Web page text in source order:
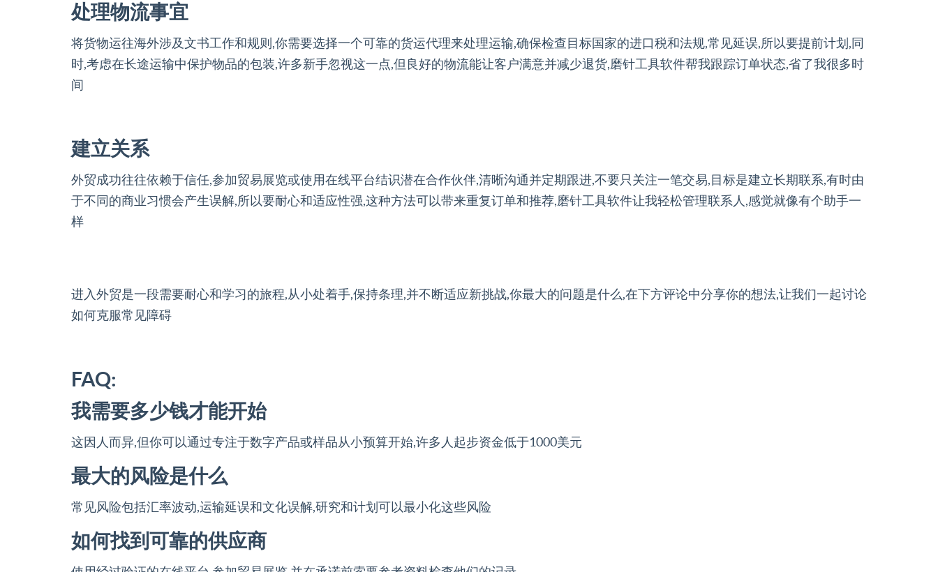
处理物流事宜
将货物运往海外涉及文书工作和规则,你需要选择一个可靠的货运代理来处理运输,确保检查目标国家的进口税和法规,常见延误,所以要提前计划,同
时,考虑在长途运输中保护物品的包装,许多新手忽视这一点,但良好的物流能让客户满意并减少退货,磨针工具软件帮我跟踪订单状态,省了我很多时
间
建立关系
外贸成功往往依赖于信任,参加贸易展览或使用在线平台结识潜在合作伙伴,清晰沟通并定期跟进,不要只关注一笔交易,目标是建立长期联系,有时由
于不同的商业习惯会产生误解,所以要耐心和适应性强,这种方法可以带来重复订单和推荐,磨针工具软件让我轻松管理联系人,感觉就像有个助手一
样
进入外贸是一段需要耐心和学习的旅程,从小处着手,保持条理,并不断适应新挑战,你最大的问题是什么,在下方评论中分享你的想法,让我们一起讨论
如何克服常见障碍
FAQ:
我需要多少钱才能开始
这因人而异,但你可以通过专注于数字产品或样品从小预算开始,许多人起步资金低于1000美元
最大的风险是什么
常见风险包括汇率波动,运输延误和文化误解,研究和计划可以最小化这些风险
如何找到可靠的供应商